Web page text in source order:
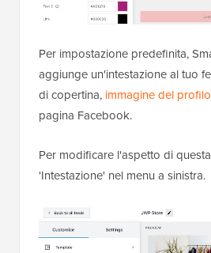
Per impostazione predefinita,
aggiunge un'intestazione al tuo
di copertina, immagine del profilo
pagina Facebook.
Per modificare l'aspetto di
'Intestazione' nel menu a sinistra.